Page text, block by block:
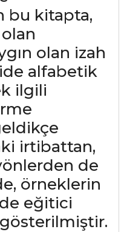
bu kitapta,
olan izah
alfabetik
ilgili
irtibattan,
de
örneklerin
eğitici